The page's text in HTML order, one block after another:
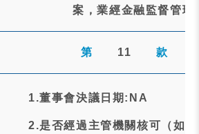
案，業經金融監督管
第 11 款
1.董事會決議日期:NA
2.是否經過主管機關核可（如